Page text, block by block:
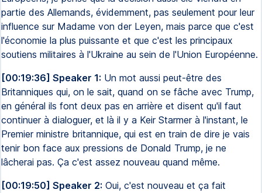
partie des Allemands, évidemment, pas seulement pour leur
influence sur Madame von der Leyen, mais parce que c'est
l'économie la plus puissante et que c'est les principaux
soutiens militaires à l'Ukraine au sein de l'Union Européenne.
[00:19:36] Speaker 1: Un mot aussi peut-être des
Britanniques qui, on le sait, quand on se fâche avec Trump,
en général ils font deux pas en arrière et disent qu'il faut
continuer à dialoguer, et là il y a Keir Starmer à l'instant, le
Premier ministre britannique, qui est en train de dire je vais
tenir bon face aux pressions de Donald Trump, je ne
lâcherai pas. Ça c'est assez nouveau quand même.
[00:19:50] Speaker 2: Oui, c'est nouveau et ça fait